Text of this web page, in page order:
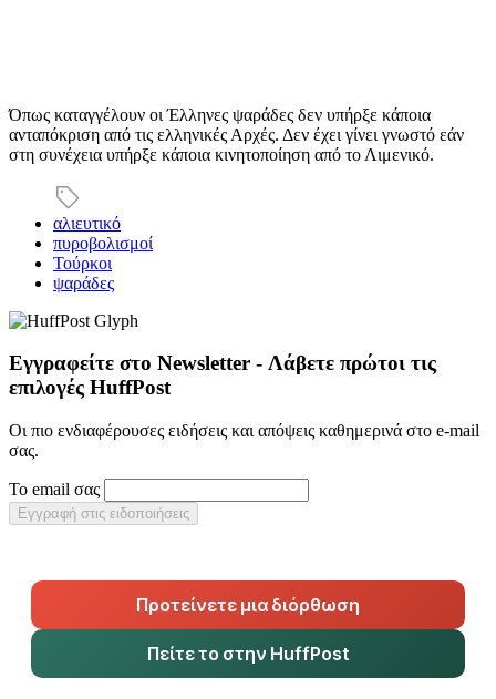
Όπως καταγγέλουν οι Έλληνες ψαράδες δεν υπήρξε κάποια
ανταπόκριση από τις ελληνικές Αρχές. Δεν έχει γίνει γνωστό εάν
στη συνέχεια υπήρξε κάποια κινητοποίηση από το Λιμενικό.
αλιευτικό
πυροβολισμοί
Τούρκοι
ψαράδες
Εγγραφείτε στο Newsletter - Λάβετε πρώτοι τις
επιλογές HuffPost
Οι πιο ενδιαφέρουσες ειδήσεις και απόψεις καθημερινά στο e-mail
σας.
Το email σας
Εγγραφή στις ειδοποιήσεις
Προτείνετε μια διόρθωση
Πείτε το στην HuffPost